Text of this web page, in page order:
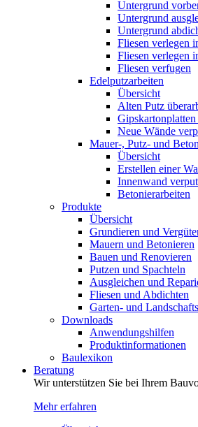
Untergrund
Untergrund
Untergrund
Fliesen verlegen
Fliesen verlegen
Fliesen verfugen
Edelputzarbeiten
Übersicht
Alten Putz
Gipskartonplatten
Neue Wände
Mauer-, Putz- und
Übersicht
Erstellen einer
Innenwand
Betonierarbeiten
Produkte
Übersicht
Grundieren und
Mauern und Betonieren
Bauen und Renovieren
Putzen und Spachteln
Ausgleichen und
Fliesen und Abdichten
Garten- und
Downloads
Anwendungshilfen
Produktinformationen
Baulexikon
Beratung
Wir unterstützen Sie bei Ihrem
Mehr erfahren